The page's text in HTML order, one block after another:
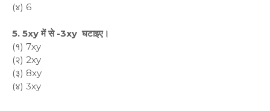
(४) 6
5. 5xy में से -3xy घटाइए।
(१) 7xy
(२) 2xy
(३) 8xy
(४) 3xy